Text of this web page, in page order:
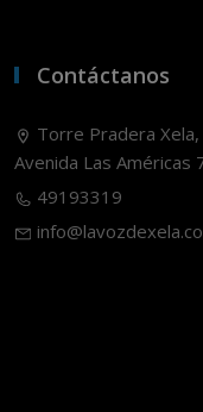
Contáctanos
Torre Pradera
Avenida Las Américas
49193319